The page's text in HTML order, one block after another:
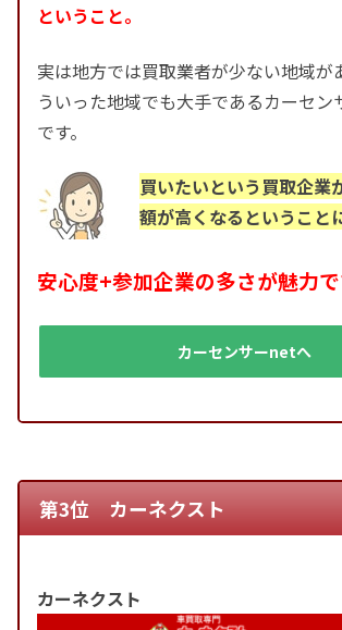
ということ。
実は地方では買取業者が少ない地域が
ういった地域でも大手であるカーセ
です。
買いたいという買取企業
額が高くなるということ
安心度+参加企業の多さが魅力
カーセンサーnetへ
第3位 カーネクスト
カーネクスト